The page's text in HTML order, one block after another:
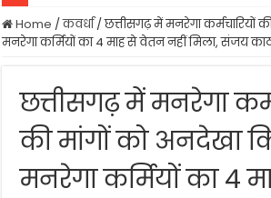
Home /कवर्धा/छत्तीसगढ़ में मनरेगा कर्मचारियों
मनरेगा कर्मियों का 4 माह से वेतन नहीं मिला, संजय
छत्तीसगढ़ में मनरेगा
की मांगों को अनदेखा
मनरेगा कर्मियों का 4